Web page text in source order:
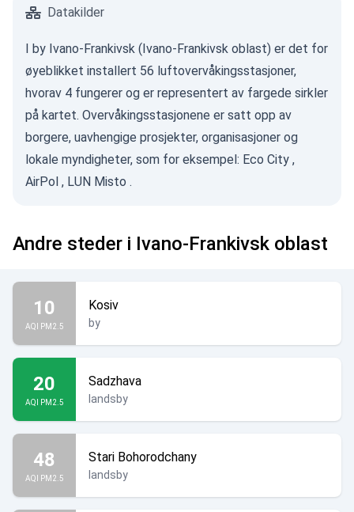
Datakilder
I by Ivano-Frankivsk (Ivano-Frankivsk oblast) er det for
øyeblikket installert 56 luftovervåkingsstasjoner,
hvorav 4 fungerer og er representert av fargede sirkler
på kartet. Overvåkingsstasjonene er satt opp av
borgere, uavhengige prosjekter, organisasjoner og
lokale myndigheter, som for eksempel: Eco City ,
AirPol , LUN Misto .
Andre steder i Ivano-Frankivsk oblast
10
AQI PM2.5
Kosiv
by
20
AQI PM2.5
Sadzhava
landsby
48
AQI PM2.5
Stari Bohorodchany
landsby